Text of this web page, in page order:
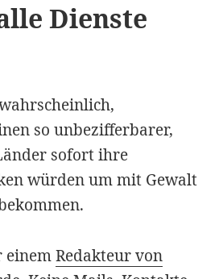
Dienste
so unbezifferbarer,
sofort ihre
würden um mit Gewalt
einemRedakteur von